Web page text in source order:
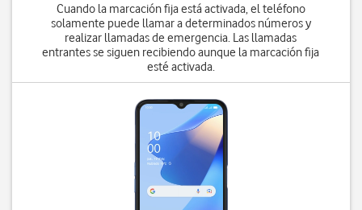
Cuando la marcación fija está activada, el teléfono
solamente puede llamar a determinados números y
realizar llamadas de emergencia. Las llamadas
entrantes se siguen recibiendo aunque la marcación fija
esté activada.